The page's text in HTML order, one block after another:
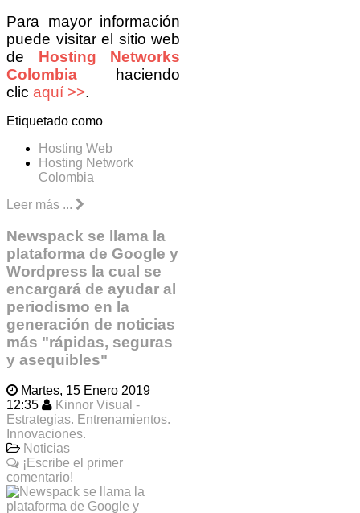
Para mayor información
puede visitar el sitio web
de Hosting Networks
Colombia haciendo
clic aquí >>.
Etiquetado como
Hosting Web
Hosting Network
Colombia
Leer más ...
Newspack se llama la
plataforma de Google y
Wordpress la cual se
encargará de ayudar al
periodismo en la
generación de noticias
más "rápidas, seguras
y asequibles"
Martes, 15 Enero 2019
12:35
Kinnor Visual -
Estrategias. Entrenamientos.
Innovaciones.
Noticias
¡Escribe el primer
comentario!